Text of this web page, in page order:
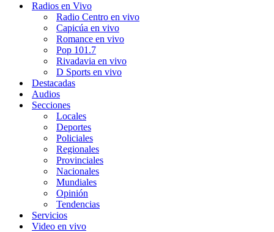
Radios en Vivo
Radio Centro en vivo
Capicúa en vivo
Romance en vivo
Pop 101.7
Rivadavia en vivo
D Sports en vivo
Destacadas
Audios
Secciones
Locales
Deportes
Policiales
Regionales
Provinciales
Nacionales
Mundiales
Opinión
Tendencias
Servicios
Video en vivo